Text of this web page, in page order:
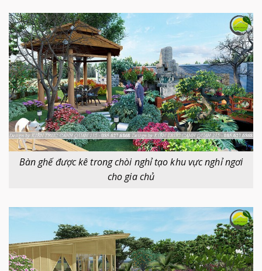
Bàn ghế được kê trong chòi nghỉ tạo khu vực nghỉ ngơi
cho gia chủ